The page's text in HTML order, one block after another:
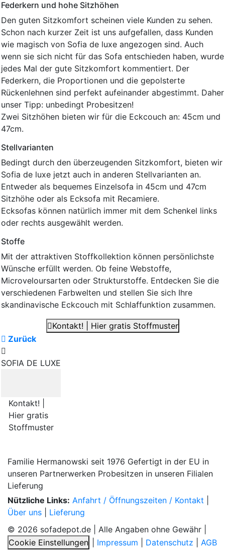
Federkern und hohe Sitzhöhen
Den guten Sitzkomfort scheinen viele Kunden zu sehen.
Schon nach kurzer Zeit ist uns aufgefallen, dass Kunden
wie magisch von Sofia de luxe angezogen sind. Auch
wenn sie sich nicht für das Sofa entschieden haben, wurde
jedes Mal der gute Sitzkomfort kommentiert. Der
Federkern, die Proportionen und die gepolsterte
Rückenlehnen sind perfekt aufeinander abgestimmt. Daher
unser Tipp: unbedingt Probesitzen!
Zwei Sitzhöhen bieten wir für die Eckcouch an: 45cm und
47cm.
Stellvarianten
Bedingt durch den überzeugenden Sitzkomfort, bieten wir
Sofia de luxe jetzt auch in anderen Stellvarianten an.
Entweder als bequemes Einzelsofa in 45cm und 47cm
Sitzhöhe oder als Ecksofa mit Recamiere.
Ecksofas können natürlich immer mit dem Schenkel links
oder rechts ausgewählt werden.
Stoffe
Mit der attraktiven Stoffkollektion können persönlichste
Wünsche erfüllt werden. Ob feine Webstoffe,
Microveloursarten oder Strukturstoffe. Entdecken Sie die
verschiedenen Farbwelten und stellen Sie sich Ihre
skandinavische Eckcouch mit Schlaffunktion zusammen.
Kontakt! | Hier gratis Stoffmuster
Zurück
SOFIA DE LUXE
Kontakt! |
Hier gratis
Stoffmuster
Familie Hermanowski seit 1976 Gefertigt in der EU in
unseren Partnerwerken Probesitzen in unseren Filialen
Lieferung
Nützliche Links: Anfahrt / Öffnungszeiten / Kontakt
Über uns
Lieferung
© 2026 sofadepot.de | Alle Angaben ohne Gewähr |
Cookie Einstellungen
Impressum Datenschutz AGB